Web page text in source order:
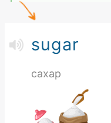
sugar
сахар